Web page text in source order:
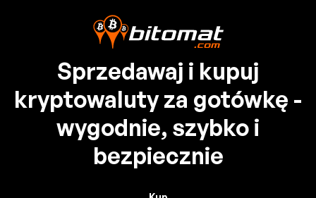
Sprzedawaj i kupuj
kryptowaluty za gotówkę -
wygodnie, szybko i
bezpiecznie